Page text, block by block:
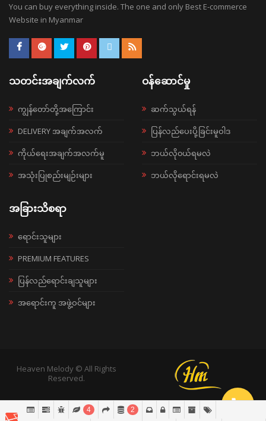
You can buy everything inside. The one and only Best E-commerce
Website in Myanmar
သတင်းအချက်လက်
ကျွန်တော်တို့အကြောင်း
DELIVERY အချက်အလက်
ကိုယ်ရေးအချက်အလက်မူ
အသုံးပြုစည်းမျဉ်းများ
ဝန်ဆောင်မှု
ဆက်သွယ်ရန်
ပြန်လည်ပေးပို့ခြင်းမူဝါဒ
ဘယ်လို၀ယ်ရမလဲ
ဘယ်လိုရောင်းရမလဲ
အခြားသိစရာ
ရောင်းသူများ
PREMIUM FEATURES
ပြန်လည်ရောင်းချသူများ
အရောင်းကူ အဖွဲ့ဝင်များ
Heaven Melody © All Rights
Reserved.
4 2